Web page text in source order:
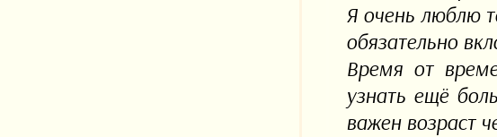
Я очень люблю
обязательно
Время от
узнать ещё
важен возраст